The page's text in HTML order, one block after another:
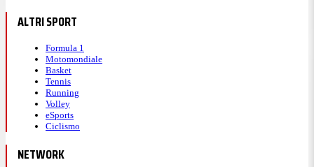
ALTRI SPORT
Formula 1
Motomondiale
Basket
Tennis
Running
Volley
eSports
Ciclismo
NETWORK